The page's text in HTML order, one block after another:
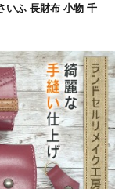
いふ 長財布 小物 千